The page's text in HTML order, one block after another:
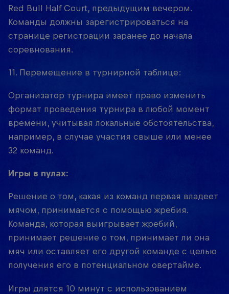
Red Bull Half Court, предыдущим вечером.
Команды должны зарегистрироваться на
странице регистрации заранее до начала
соревнования.
11. Перемещение в турнирной таблице:
Организатор турнира имеет право изменить
формат проведения турнира в любой момент
времени, учитывая локальные обстоятельства,
например, в случае участия свыше или менее
32 команд.
Игры в пулах:
Решение о том, какая из команд первая владеет
мячом, принимается с помощью жребия.
Команда, которая выигрывает жребий,
принимает решение о том, принимает ли она
мяч или оставляет его другой команде с целью
получения его в потенциальном овертайме.
Игры длятся 10 минут с использованием